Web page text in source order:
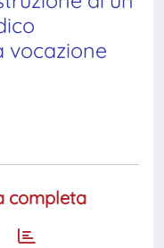
vocazione
completa